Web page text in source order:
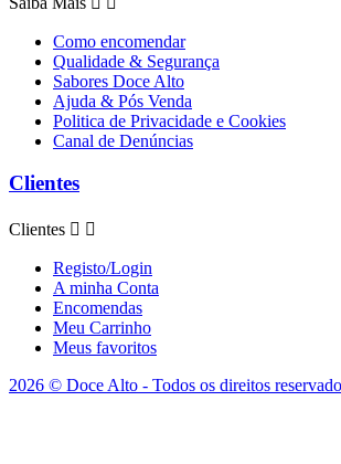
Como encomendar
Qualidade & Segurança
Sabores Doce Alto
Ajuda & Pós Venda
Politica de Privacidade e Cookies
Canal de Denúncias
Clientes
Clientes  
Registo/Login
A minha Conta
Encomendas
Meu Carrinho
Meus favoritos
2026 © Doce Alto - Todos os direitos